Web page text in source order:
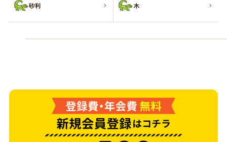
お問い合わせ
砂利 木